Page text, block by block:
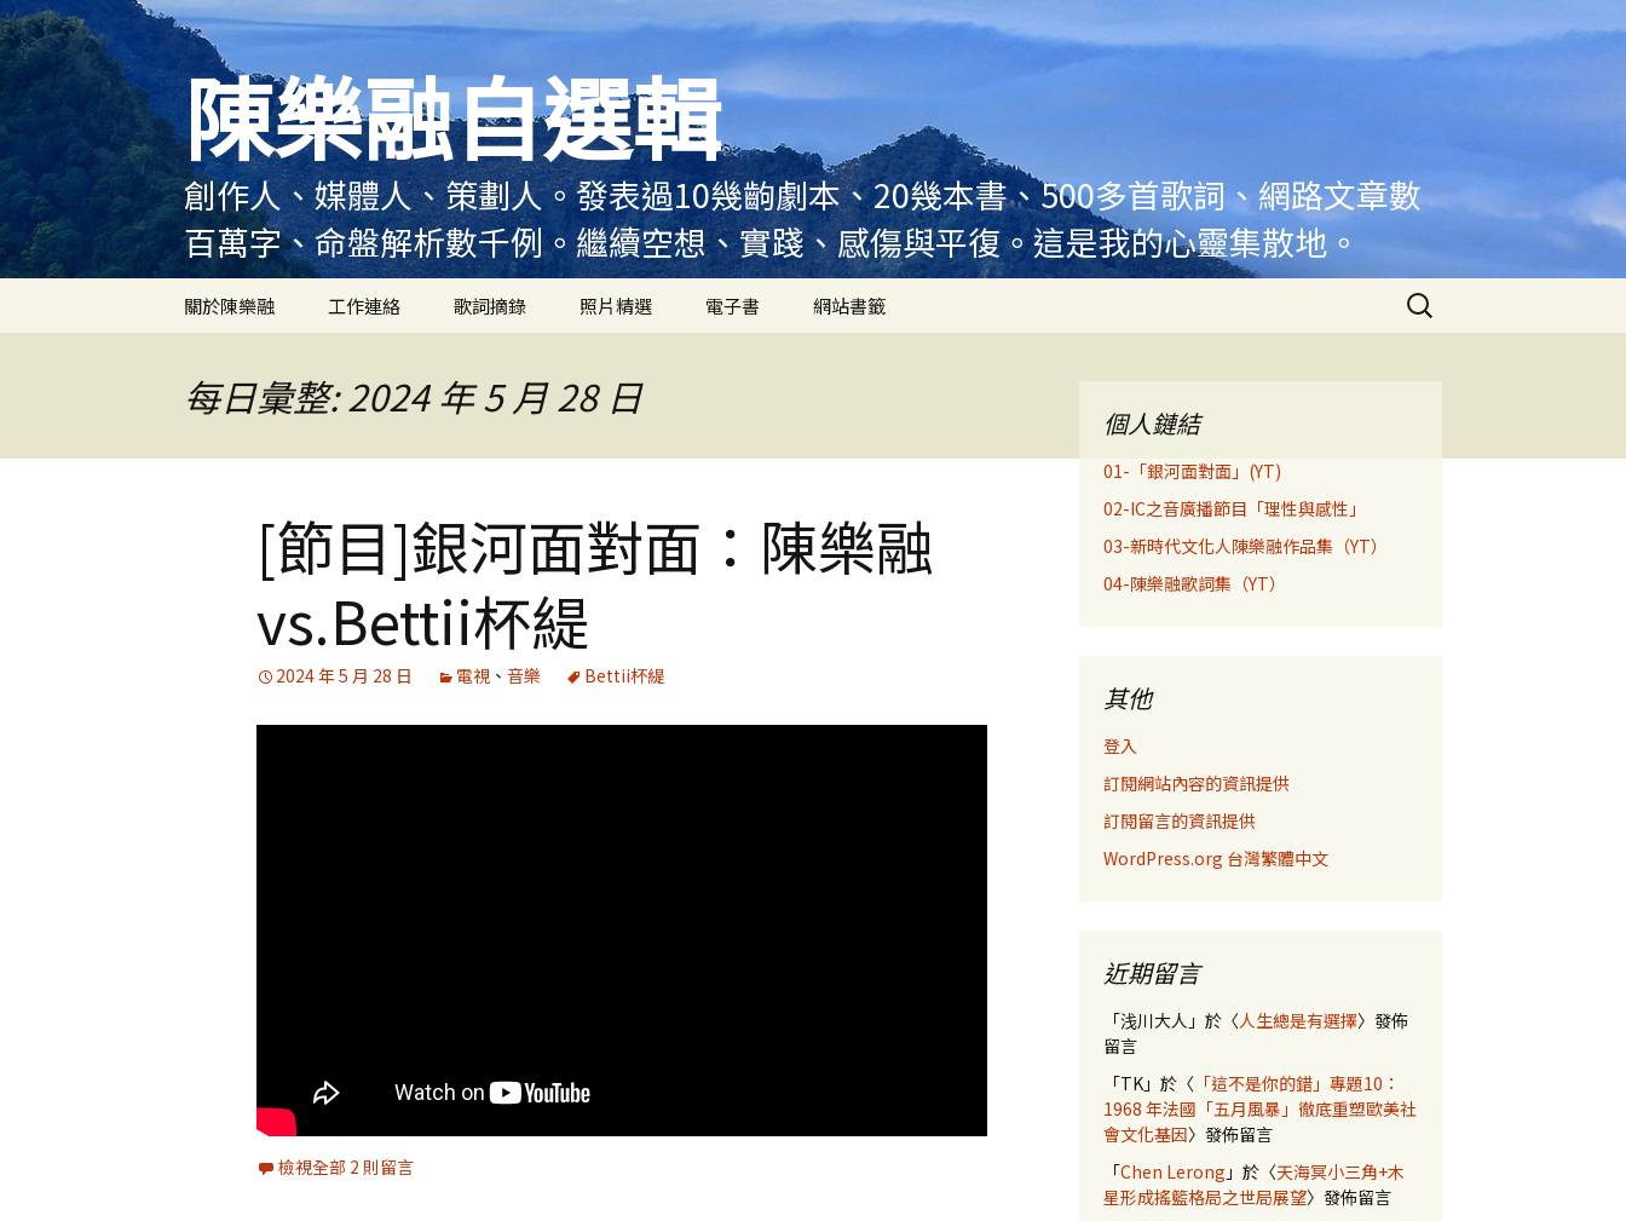
跳
至
主
容
陳樂融自選輯
創作人、媒體人、策劃人。發表過10幾齣劇本、20幾本書、500多首歌詞、網路文章數
百萬字、命盤解析數千例。繼續空想、實踐、感傷與平復。這是我的心靈集散地。
關於陳樂融
陳樂融大事記
陳樂融舞台劇及音樂劇
作品演出紀錄
工作連絡 歌詞摘錄 照片精選 電子書 網站書籤
搜
尋
每日彙整: 2024 年 5 月 28 日
[節目]銀河面對面：陳樂融
vs.Bettii杯緹
2024 年 5 月 28 日 電視 、 音樂 Bettii杯緹
檢視全部 2 則留言
個人鏈結
01-「銀河面對面」(YT)
02-IC之音廣播節目「理性與感性」
03-新時代文化人陳樂融作品集（YT）
04-陳樂融歌詞集（YT）
其他
登入
訂閱網站內容的資訊提供
訂閱留言的資訊提供
WordPress.org 台灣繁體中文
近期留言
「浅川大人 」於〈人生總是有選擇〉發佈
留言
「TK」於〈 「這不是你的錯」專題10：
1968 年法國「五月風暴」徹底重塑歐美社
會文化基因〉發佈留言
「Chen Lerong 」於〈天海冥小三角+木
星形成搖籃格局之世局展望〉發佈留言